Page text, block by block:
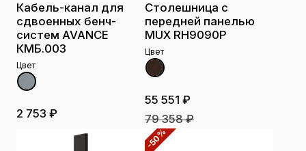
Кабель-канал для
сдвоенных бенч-
систем AVANCE
КМБ.003
Цвет
2 753 ₽
Столешница с
передней панелью
MUX RH9090P
Цвет
55 551 ₽
79 358 ₽
-50%